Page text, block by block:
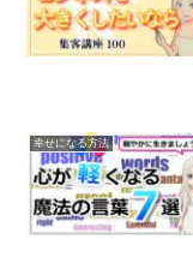
幸せになる方法